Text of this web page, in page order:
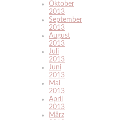
Oktober
2013
September
2013
August
2013
Juli
2013
Juni
2013
Mai
2013
April
2013
März